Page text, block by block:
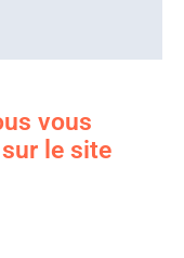
vous
le site